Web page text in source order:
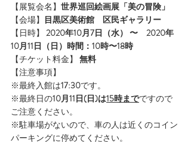
【展覧会名】 世界巡回絵画展「美の冒険」
【会場】 目黒区美術館　区民ギャラリー
【日時】 2020年10月7日（水） 〜　2020年
10月11日（日）時間：10時〜18時
【チケット料金】 無料
【注意事項】
※最終入館は17:30です。
※最終日の10月11日(日)は15時までですので
ご注意ください。
※駐車場がないので、車の人は近くのコイン
パーキングに停めてください。